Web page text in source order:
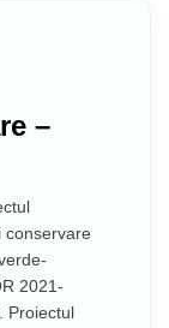
–
conservare
2021-
Proiectul